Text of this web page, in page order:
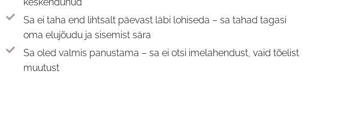
Sa ei taha end lihtsalt päevast läbi lohiseda – sa tahad tagasi
oma elujõudu ja sisemist sära
Sa oled valmis panustama – sa ei otsi imelahendust, vaid tõelist
muutust